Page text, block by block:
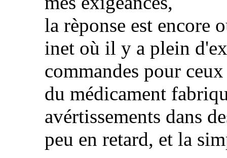
la rèponse est encore
inet où il y a plein
commandes pour
du médicament
avértissements dans
peu en retard, et la